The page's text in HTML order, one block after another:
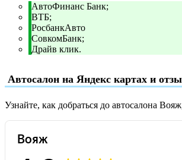
АвтоФинанс Банк;
ВТБ;
РосбанкАвто
СовкомБанк;
Драйв клик.
Автосалон на Яндекс картах и
Узнайте, как добраться до автосалона